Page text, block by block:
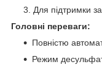
Для підтримки
Головні переваги:
Повністю
Режим